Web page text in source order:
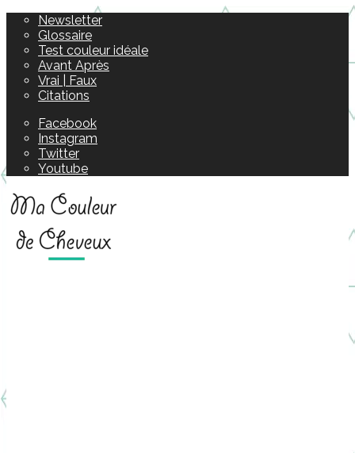
Newsletter
Glossaire
Test couleur idéale
Avant Après
Vrai | Faux
Citations
Facebook
Instagram
Twitter
Youtube